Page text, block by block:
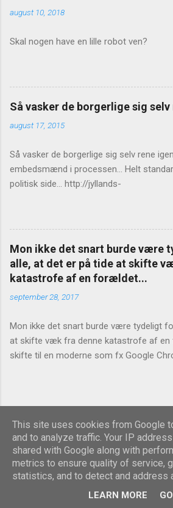
august 10, 2018
Skal nogen have en lille robot ven?
Så vasker de borgerlige sig selv
august 17, 2015
Så vasker de borgerlige sig selv rene
embedsmænd i processen... Helt
politisk side... http://jyllands-
Mon ikke det snart burde være
alle, at det er på tide at skifte
katastrofe af en forældet...
september 28, 2017
Mon ikke det snart burde være tydeligt
at skifte væk fra denne katastrofe af
skifte til en moderne som fx Google
laekker-hvad-end-du-skriver-
Leveret af
Temadesign afMichael
This site uses cookies from Google
and to analyze traffic. Your IP
shared with Google along with
metrics to ensure quality of service,
statistics, and to detect and address
LEARN MORE